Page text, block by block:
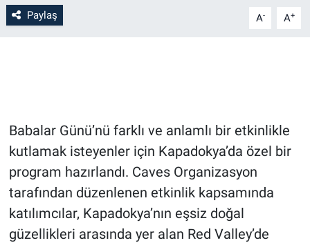
Paylaş A- A+
Babalar Günü’nü farklı ve anlamlı bir etkinlikle
kutlamak isteyenler için Kapadokya’da özel bir
program hazırlandı. Caves Organizasyon
tarafından düzenlenen etkinlik kapsamında
katılımcılar, Kapadokya’nın eşsiz doğal
güzellikleri arasında yer alan Red Valley’de
Medya
Kayseri
Niğde
Aksaray